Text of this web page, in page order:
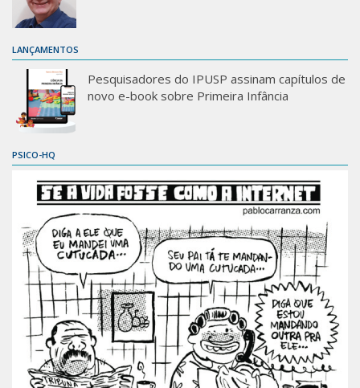
LANÇAMENTOS
Pesquisadores do IPUSP assinam capítulos de
novo e-book sobre Primeira Infância
PSICO-HQ